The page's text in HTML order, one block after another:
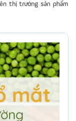
thị trường sản phẩm